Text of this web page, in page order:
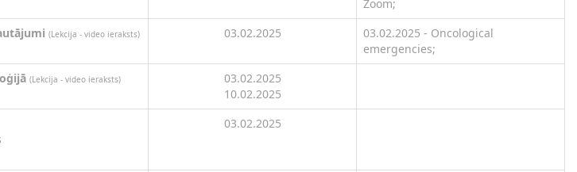
Zoom;
(Lekcija - video ieraksts) 03.02.2025
03.02.2025 - Oncological
emergencies;
(Lekcija - video ieraksts)
03.02.2025
10.02.2025
03.02.2025